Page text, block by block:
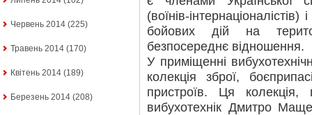
Червень 2014 (225)
Травень 2014 (170)
Квітень 2014 (189)
Березень 2014 (208)
(воїнів-
бойових дій на
безпосереднє відношення.
У приміщенні
колекція зброї,
пристроїв. Ця колекція,
вибухотехнік Дмитро